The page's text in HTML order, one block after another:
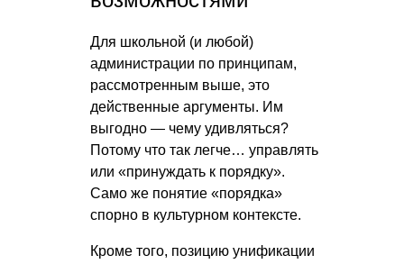
Для школьной (и любой)
администрации по принципам,
рассмотренным выше, это
действенные аргументы. Им
выгодно — чему удивляться?
Потому что так легче… управлять
или «принуждать к порядку».
Само же понятие «порядка»
спорно в культурном контексте.
Кроме того, позицию унификации